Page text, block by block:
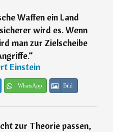
Waffen ein Land
wird es. Wenn
man zur Zielscheibe
“
Einstein
WhatsApp Bild
zur Theorie passen,